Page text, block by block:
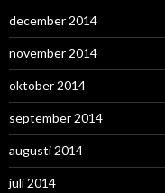
december 2014
november 2014
oktober 2014
september 2014
augusti 2014
juli 2014